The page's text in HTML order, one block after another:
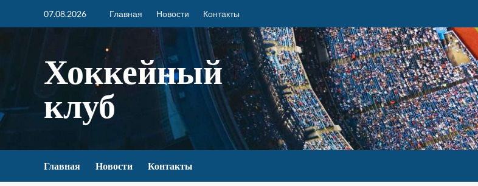
07.08.2026 Главная Новости Контакты
Хоккейный
клуб
Главная Новости Контакты